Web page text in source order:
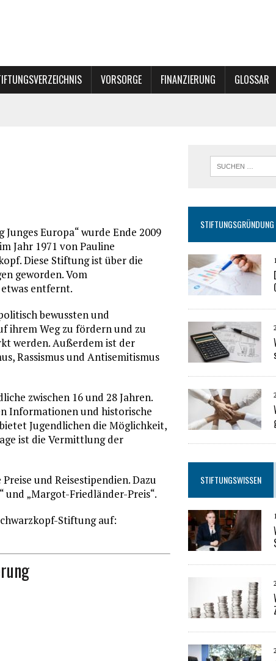
VORSORGE FINANZIERUNG GLOSSAR
Europa“ wurde Ende 2009
Jahr 1971 von Pauline
Diese Stiftung ist über die
geworden. Vom
entfernt.
bewussten und
ihrem Weg zu fördern und zu
werden. Außerdem ist der
Rassismus und Antisemitismus
zwischen 16 und 28 Jahren.
Informationen und historische
Jugendlichen die Möglichkeit,
ist die Vermittlung der
und Reisestipendien. Dazu
und „Margot-Friedländer-Preis“.
Stiftung auf:
STIFTUNGSGRÜNDUNG
STIFTUNGSWISSEN